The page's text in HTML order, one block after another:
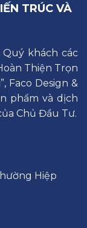
TRÚC VÀ
khách các
Thiện Trọn
Faco Design &
phẩm và dịch
Chủ Đầu Tư.
Hiệp